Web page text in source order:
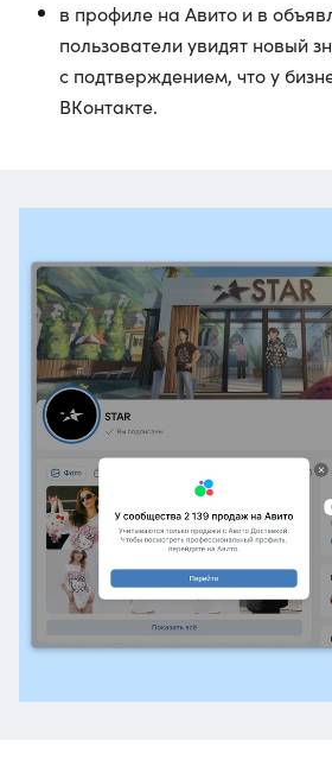
в профиле на Авито и в
пользователи увидят новый
с подтверждением, что у
ВКонтакте.